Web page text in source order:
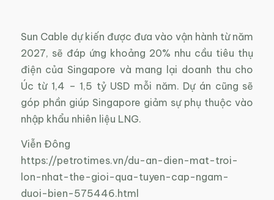
Sun Cable dự kiến được đưa vào vận hành từ năm
2027, sẽ đáp ứng khoảng 20% nhu cầu tiêu thụ
điện của Singapore và mang lại doanh thu cho
Úc từ 1,4 – 1,5 tỷ USD mỗi năm. Dự án cũng sẽ
góp phần giúp Singapore giảm sự phụ thuộc vào
nhập khẩu nhiên liệu LNG.
Viễn Đông
https://petrotimes.vn/du-an-dien-mat-troi-
lon-nhat-the-gioi-qua-tuyen-cap-ngam-
duoi-bien-575446.html